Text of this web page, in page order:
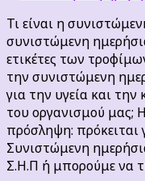
Τι είναι η
συνιστώμενη
ετικέτες των
την συνιστώμενη
για την υγεία και
του οργανισμού μας;
πρόσληψη:
Συνιστώμενη
Σ.Η.Π ή μπορούμε να